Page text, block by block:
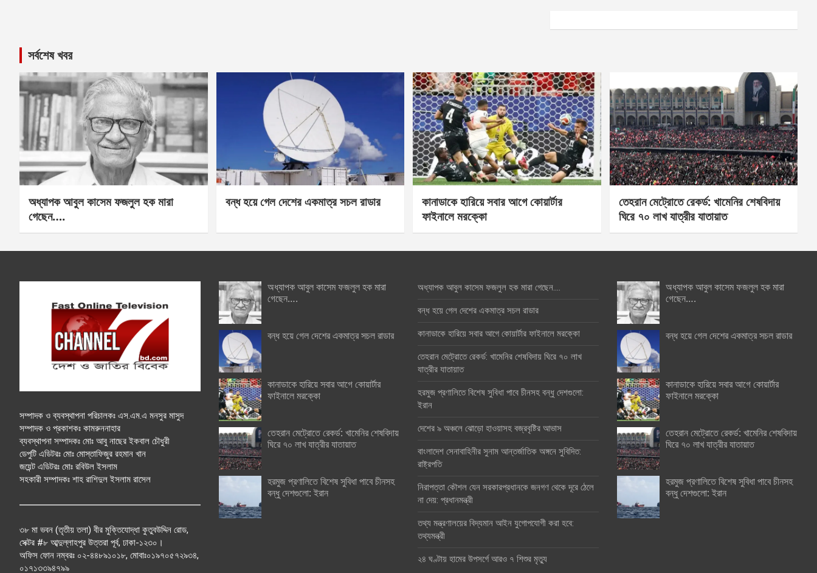
সর্বশেষ খবর
অধ্যাপক আবুল কাসেম ফজলুল হক মারা
গেছেন….
বন্ধ হয়ে গেল দেশের একমাত্র সচল রাডার
কানাডাকে হারিয়ে সবার আগে কোয়ার্টার
ফাইনালে মরক্কো
তেহরান মেট্রোতে রেকর্ড: খামেনির শেষবিদায়
ঘিরে ৭০ লাখ যাত্রীর যাতায়াত
সম্পাদক ও ব্যবস্থাপনা পরিচালকঃ এস.এম.এ মনসুর মাসুদ
সম্পাদক ও প্রকাশকঃ কামরুননাহার
ব্যবস্থাপনা সম্পাদকঃ মোঃ আবু নাছের ইকবাল চৌধুরী
ডেপুটি এডিটরঃ মোঃ মোস্তাফিজুর রহমান খান
জয়েন্ট এডিটরঃ মোঃ রবিউল ইসলাম
সহকারী সম্পাদকঃ শাহ রাশিদুল ইসলাম রাসেল
৩৮ মা ভবন (তৃতীয় তলা) বীর মুক্তিযোদ্ধা কুতুবউদ্দিন রোড,
সেক্টর #৮ আব্দুল্লাহপুর উত্তরা পূর্ব, ঢাকা-১২৩০।
অফিস ফোন নম্বরঃ ০২-৪৪৮৯১০১৮, মোবাঃ০১৯৭০৫৭২৯৩৪,
০১৭১৩৩৯৪৭৯৯
অধ্যাপক আবুল কাসেম ফজলুল হক মারা
গেছেন….
বন্ধ হয়ে গেল দেশের একমাত্র সচল রাডার
কানাডাকে হারিয়ে সবার আগে কোয়ার্টার
ফাইনালে মরক্কো
তেহরান মেট্রোতে রেকর্ড: খামেনির শেষবিদায়
ঘিরে ৭০ লাখ যাত্রীর যাতায়াত
হরমুজ প্রণালিতে বিশেষ সুবিধা পাবে চীনসহ
বন্ধু দেশগুলো: ইরান
অধ্যাপক আবুল কাসেম ফজলুল হক মারা গেছেন….
বন্ধ হয়ে গেল দেশের একমাত্র সচল রাডার
কানাডাকে হারিয়ে সবার আগে কোয়ার্টার ফাইনালে মরক্কো
তেহরান মেট্রোতে রেকর্ড: খামেনির শেষবিদায় ঘিরে ৭০ লাখ
যাত্রীর যাতায়াত
হরমুজ প্রণালিতে বিশেষ সুবিধা পাবে চীনসহ বন্ধু দেশগুলো:
ইরান
দেশের ৯ অঞ্চলে ঝোড়ো হাওয়াসহ বজ্রবৃষ্টির আভাস
বাংলাদেশ সেনাবাহিনীর সুনাম আন্তর্জাতিক অঙ্গনে সুবিদিত:
রাষ্ট্রপতি
নিরাপত্তা কৌশল যেন সরকারপ্রধানকে জনগণ থেকে দূরে ঠেলে
না দেয়: প্রধানমন্ত্রী
তথ্য মন্ত্রণালয়ের বিদ্যমান আইন যুগোপযোগী করা হবে:
তথ্যমন্ত্রী
২৪ ঘণ্টায় হামের উপসর্গে আরও ৭ শিশুর মৃত্যু
অধ্যাপক আবুল কাসেম ফজলুল হক মারা
গেছেন….
বন্ধ হয়ে গেল দেশের একমাত্র সচল রাডার
কানাডাকে হারিয়ে সবার আগে কোয়ার্টার
ফাইনালে মরক্কো
তেহরান মেট্রোতে রেকর্ড: খামেনির শেষবিদায়
ঘিরে ৭০ লাখ যাত্রীর যাতায়াত
হরমুজ প্রণালিতে বিশেষ সুবিধা পাবে চীনসহ
বন্ধু দেশগুলো: ইরান